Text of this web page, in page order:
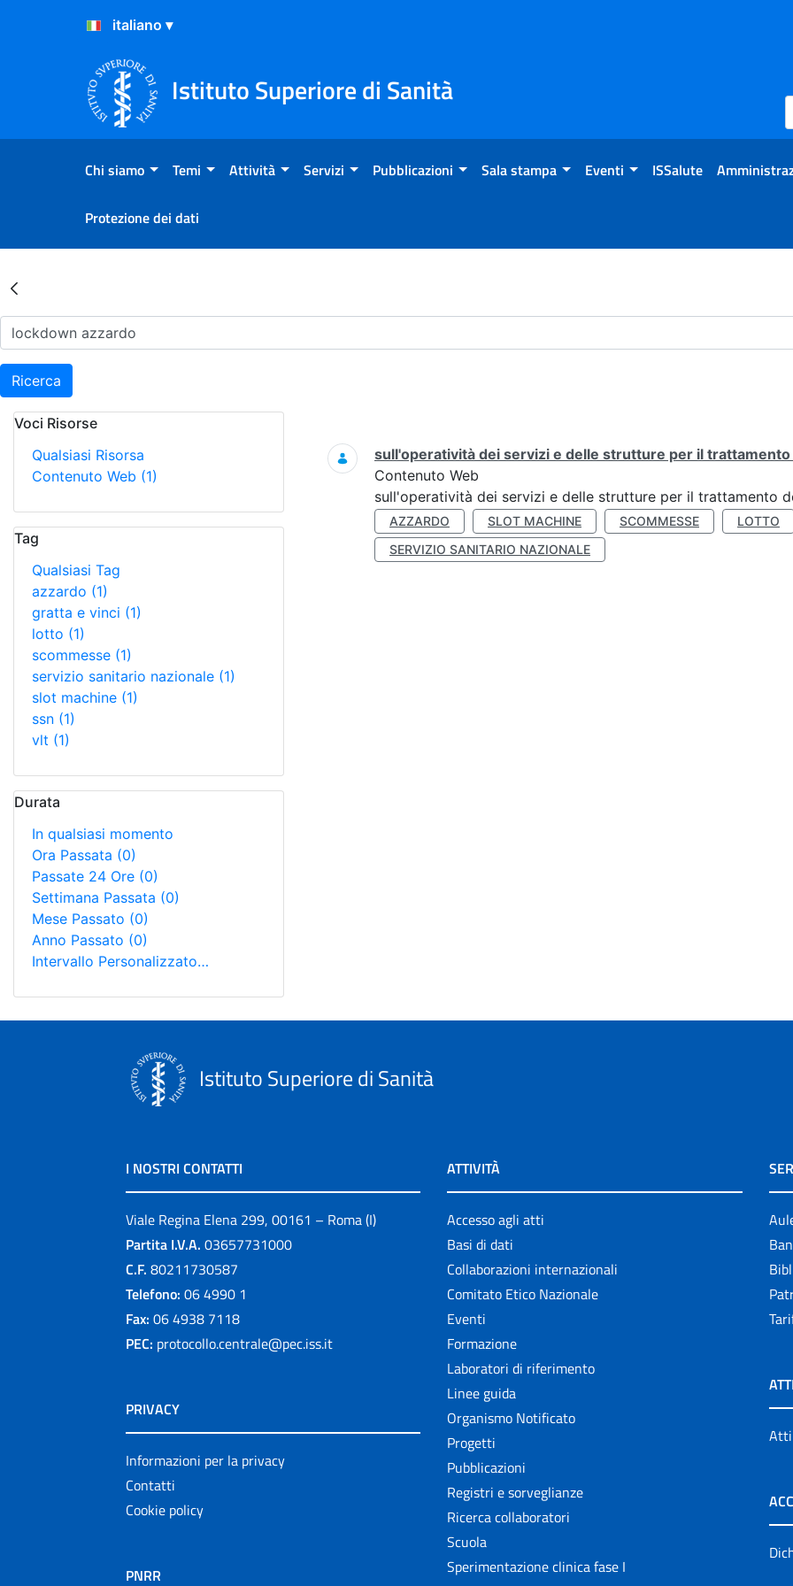
Salta al Contenuto
Salta al Footer
Istituto Superiore di Sanità
Chi siamo Temi Attività Servizi Pubblicazioni Sala stampa Eventi ISSalute
Protezione dei dati
Risultati della Ricerca - Archivio
Ricerca
Voci Risorse
Qualsiasi Risorsa
Contenuto Web (1)
Tag
Qualsiasi Tag
azzardo (1)
gratta e vinci (1)
lotto (1)
scommesse (1)
servizio sanitario nazionale (1)
slot machine (1)
ssn (1)
vlt (1)
Durata
In qualsiasi momento
Ora Passata (0)
Passate 24 Ore (0)
Settimana Passata (0)
Mese Passato (0)
Anno Passato (0)
Intervallo Personalizzato…
Ricerca
sull'operatività dei servizi e delle strutture per il
Contenuto Web
sull'operatività dei servizi e delle strutture per il trattamento
AZZARDO SLOT MACHINE SCOMMESSE
LOTTO
SERVIZIO SANITARIO NAZIONALE
Istituto Superiore di Sanità
I NOSTRI CONTATTI
Viale Regina Elena 299, 00161 – Roma (I)
Partita I.V.A. 03657731000
C.F. 80211730587
Telefono: 06 4990 1
Fax: 06 4938 7118
PEC: protocollo.centrale@pec.iss.it
PRIVACY
Informazioni per la privacy
Contatti
Cookie policy
PNRR
ATTIVITÀ
Accesso agli atti
Basi di dati
Collaborazioni internazionali
Comitato Etico Nazionale
Eventi
Formazione
Laboratori di riferimento
Linee guida
Organismo Notificato
Progetti
Pubblicazioni
Registri e sorveglianze
Ricerca collaboratori
Scuola
Sperimentazione clinica fase I
Atti